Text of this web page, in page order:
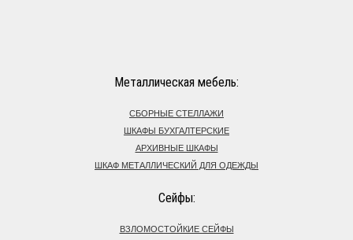
Металлическая мебель:
СБОРНЫЕ СТЕЛЛАЖИ
ШКАФЫ БУХГАЛТЕРСКИЕ
АРХИВНЫЕ ШКАФЫ
ШКАФ МЕТАЛЛИЧЕСКИЙ ДЛЯ ОДЕЖДЫ
Сейфы:
ВЗЛОМОСТОЙКИЕ СЕЙФЫ